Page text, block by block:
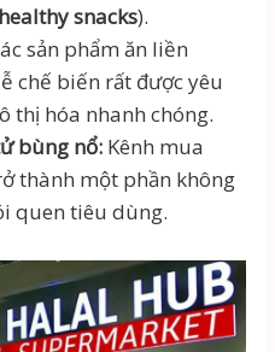
snacks).
sản phẩm ăn liền
chế biến rất được yêu
thị hóa nhanh chóng.
bùng nổ:Kênh mua
thành một phần không
quen tiêu dùng.